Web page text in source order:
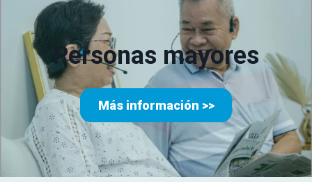
Personas mayores
Más información >>